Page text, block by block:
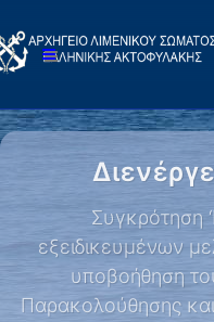
Συγκρότηση
εξειδικευμένων
υποβοήθηση
Παρακολούθησης